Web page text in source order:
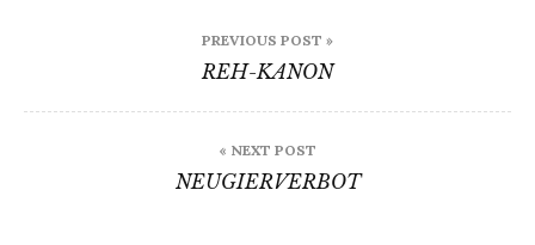
PREVIOUS POST »
REH-KANON
« NEXT POST
NEUGIERVERBOT